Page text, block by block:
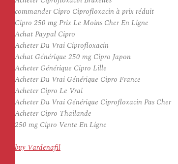
commander Cipro Ciprofloxacin à prix réduit
Cipro 250 mg Prix Le Moins Cher En Ligne
Achat Paypal Cipro
Acheter Du Vrai Ciprofloxacin
Achat Générique 250 mg Cipro Japon
Acheter Générique Cipro Lille
Acheter Du Vrai Générique Cipro France
Acheter Cipro Le Vrai
Acheter Du Vrai Générique Ciprofloxacin Pas Cher
Acheter Cipro Thailande
250 mg Cipro Vente En Ligne
buy Vardenafil